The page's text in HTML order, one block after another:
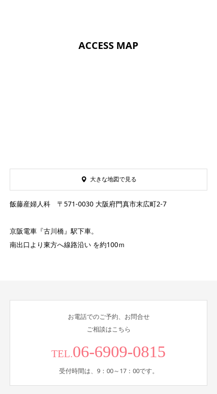
ACCESS MAP
飯藤産婦人科 〒571-0030 大阪府門真市末広町2-7
京阪電車『古川橋』駅下車。
南出口より東方へ線路沿い を約100ｍ
大きな地図で見る
お電話でのご予約、お問合せ
ご相談はこちら
TEL.06-6909-0815
受付時間は、9：00～17：00です。